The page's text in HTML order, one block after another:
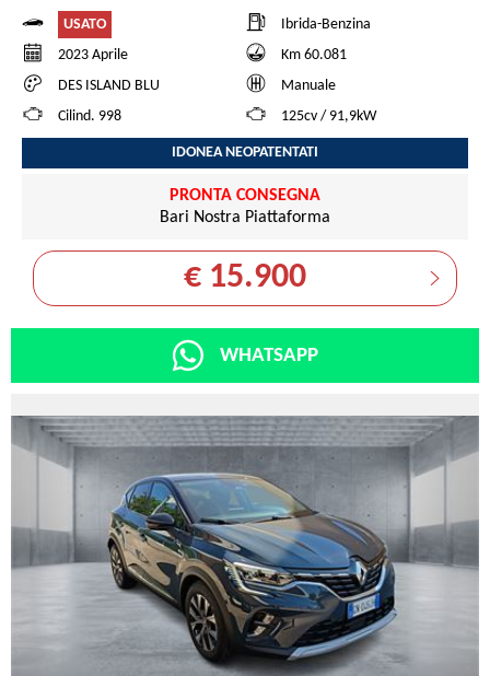
USATO
Ibrida-Benzina
2023 Aprile
Km 60.081
DES ISLAND BLU
Manuale
Cilind. 998
125cv / 91,9kW
IDONEA NEOPATENTATI
PRONTA CONSEGNA
Bari Nostra Piattaforma
€ 15.900
WHATSAPP